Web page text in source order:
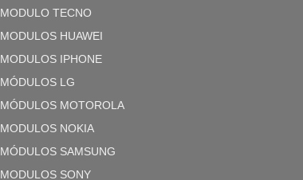
MODULO TECNO
MODULOS HUAWEI
MODULOS IPHONE
MÓDULOS LG
MÓDULOS MOTOROLA
MODULOS NOKIA
MÓDULOS SAMSUNG
MODULOS SONY